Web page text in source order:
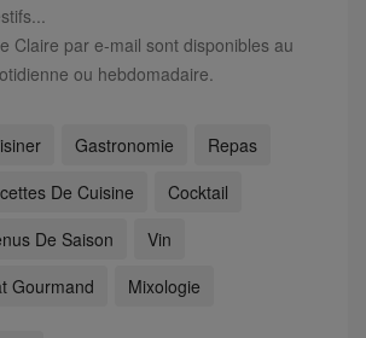
Claire par e-mail sont disponibles au
ou hebdomadaire.
Gastronomie
Repas
De Cuisine
Cocktail
De Saison
Vin
Gourmand
Mixologie